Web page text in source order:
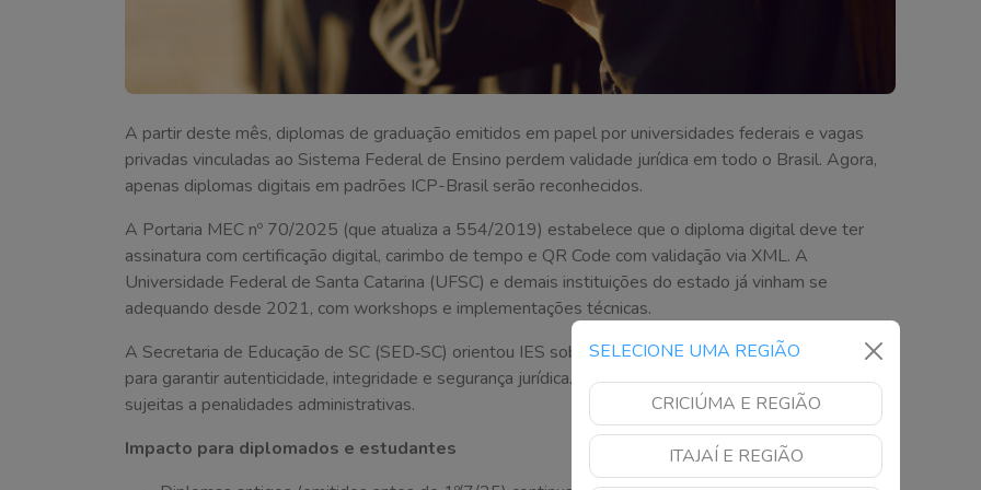
SELECIONE UMA REGIÃO
CRICIÚMA E REGIÃO
ITAJAÍ E REGIÃO
A partir deste mês, diplomas de graduação emitidos em papel por universidades federais e vagas
privadas vinculadas ao Sistema Federal de Ensino perdem validade jurídica em todo o Brasil. Agora,
apenas diplomas digitais em padrões ICP-Brasil serão reconhecidos.
A Portaria MEC nº 70/2025 (que atualiza a 554/2019) estabelece que o diploma digital deve ter
assinatura com certificação digital, carimbo de tempo e QR Code com validação via XML. A
Universidade Federal de Santa Catarina (UFSC) e demais instituições do estado já vinham se
adequando desde 2021, com workshops e implementações técnicas.
A Secretaria de Educação de SC (SED‑SC) orientou IES sobre o uso dos padrões ICP-Brasil e PBAD
para garantir autenticidade, integridade e segurança jurídica. Universidades que não aderirem estarão
sujeitas a penalidades administrativas.
Impacto para diplomados e estudantes